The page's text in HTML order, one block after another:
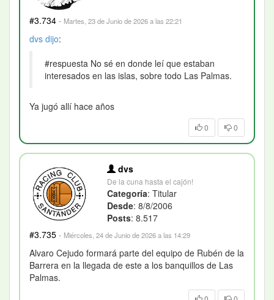
#3.734 · Martes, 23 de Junio de 2026 a las 22:21
dvs dijo:
#respuesta No sé en donde leí que estaban
interesados en las islas, sobre todo Las Palmas.
Ya jugó allí hace años
0 0
dvs
De la cuna hasta el cajón!
Categoría: Titular
Desde: 8/8/2006
Posts: 8.517
#3.735 · Miércoles, 24 de Junio de 2026 a las 14:29
Alvaro Cejudo formará parte del equipo de Rubén de la
Barrera en la llegada de este a los banquillos de Las
Palmas.